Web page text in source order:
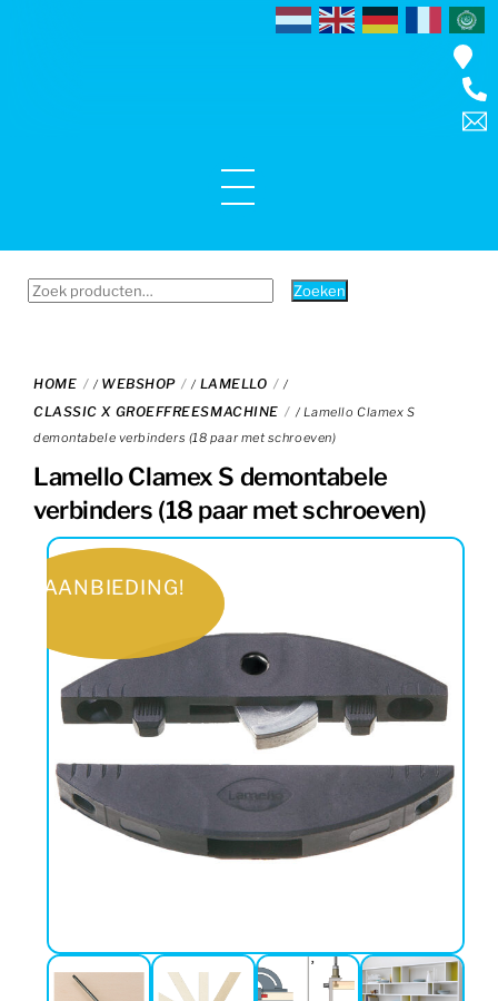
Menu
Zoeken
Zoeken
HOME / WEBSHOP / LAMELLO /
CLASSIC X GROEFFREESMACHINE
/ Lamello Clamex S
demontabele verbinders (18 paar met schroeven)
Lamello Clamex S demontabele
verbinders (18 paar met schroeven)
AANBIEDING!
AANBIEDING!